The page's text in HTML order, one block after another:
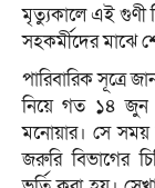
মৃত্যুকালে এই গুণী
সহকর্মীদের মাঝে
পারিবারিক সূত্রে
নিয়ে গত ১৪ জুন
মনোয়ার। সে সময়
জরুরি বিভাগের